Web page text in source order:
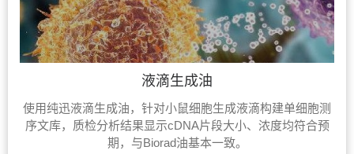
液滴生成油
使用纯迅液滴生成油，针对小鼠细胞生成液滴构建单细胞测
序文库，质检分析结果显示cDNA片段大小、浓度均符合预
期，与Biorad油基本一致。